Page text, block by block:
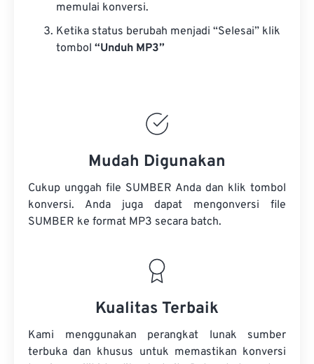
memulai konversi.
Ketika status berubah menjadi “Selesai” klik
tombol “Unduh MP3”
Mudah Digunakan
Cukup unggah file SUMBER Anda dan klik tombol
konversi. Anda juga dapat mengonversi file
SUMBER ke format MP3 secara batch.
Kualitas Terbaik
Kami menggunakan perangkat lunak sumber
terbuka dan khusus untuk memastikan konversi